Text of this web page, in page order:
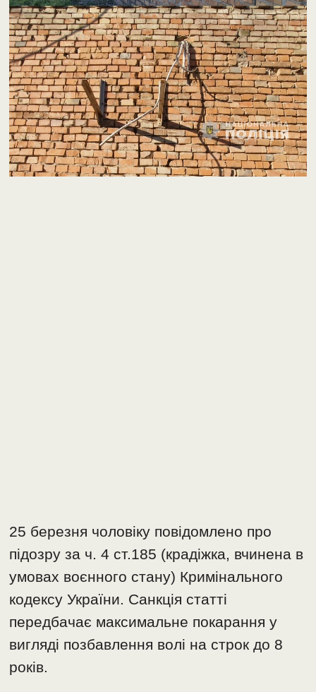
25 березня чоловіку повідомлено про
підозру за ч. 4 ст.185 (крадіжка, вчинена в
умовах воєнного стану) Кримінального
кодексу України. Санкція статті
передбачає максимальне покарання у
вигляді позбавлення волі на строк до 8
років.